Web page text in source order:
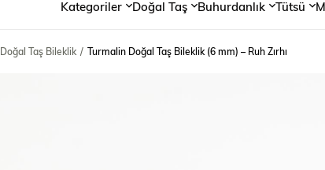
Kategoriler Doğal Taş Buhurdanlık Tütsü
Doğal Taş Bileklik Turmalin Doğal Taş Bileklik (6 mm) – Ruh Zırhı